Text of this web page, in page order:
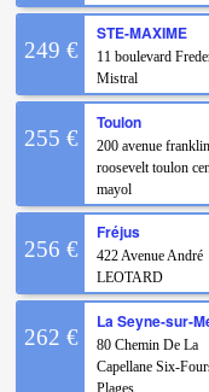
249 €
STE-MAXIME
11 boulevard
Mistral
255 €
Toulon
200 avenue franklin
roosevelt toulon
mayol
256 €
Fréjus
422 Avenue André
LEOTARD
262 €
La Seyne-sur-
80 Chemin De La
Capellane Six-
Plages